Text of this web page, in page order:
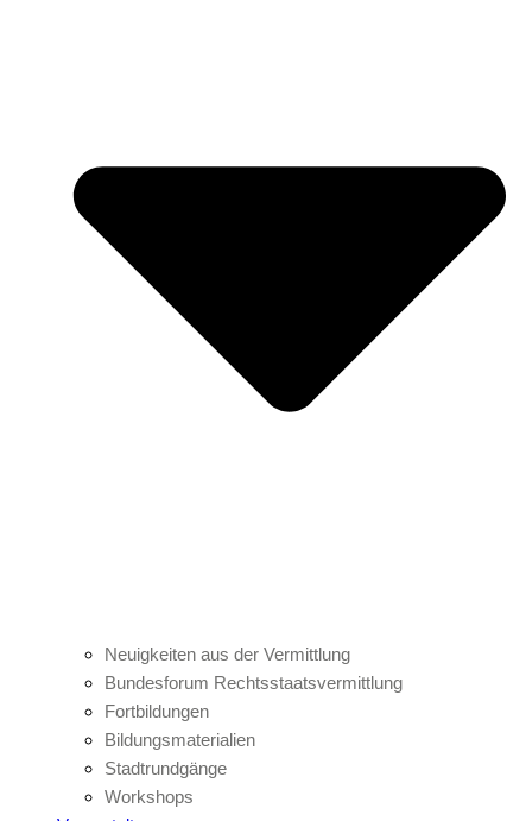
Neuigkeiten aus der Vermittlung
Bundesforum Rechtsstaatsvermittlung
Fortbildungen
Bildungsmaterialien
Stadtrundgänge
Workshops